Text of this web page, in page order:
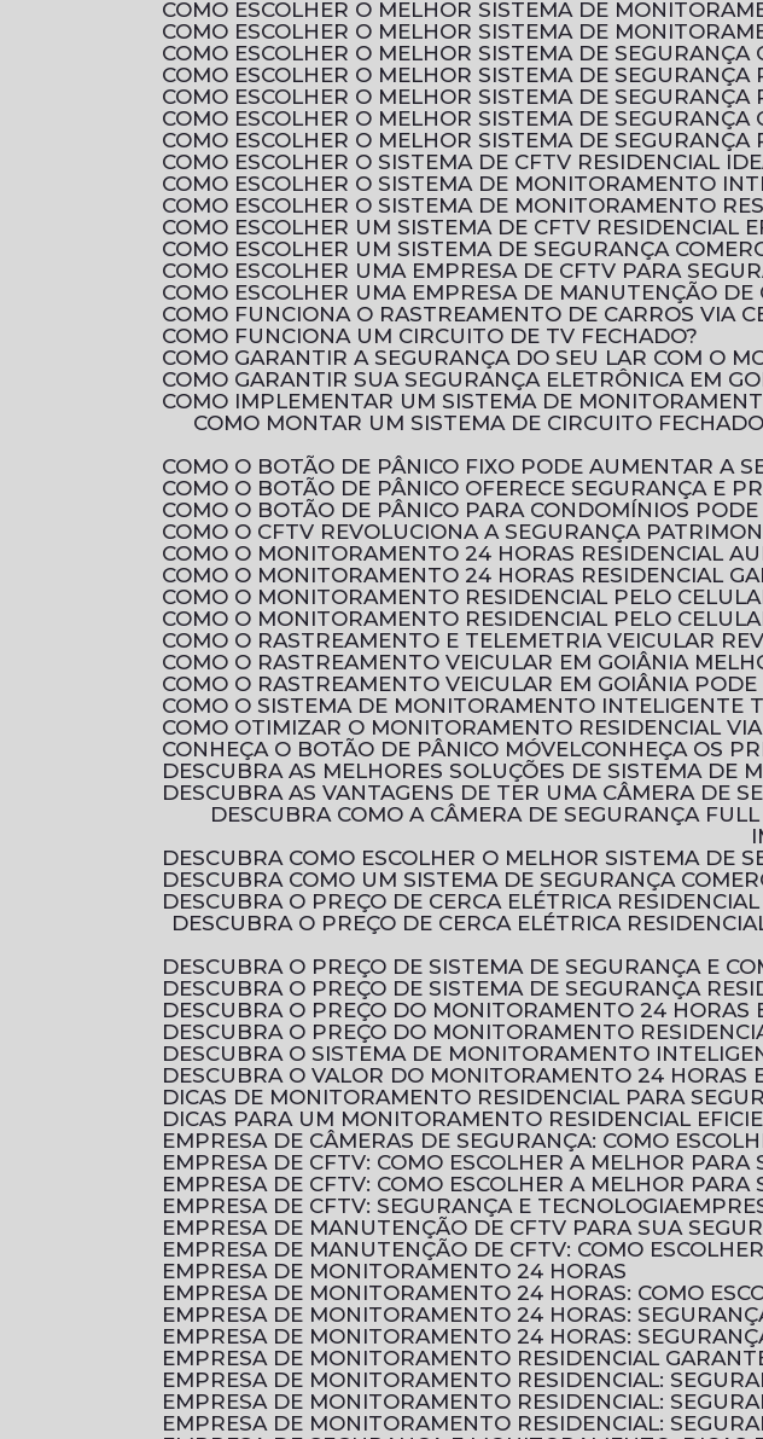
COMO ESCOLHER O MELHOR SISTEMA DE
COMO ESCOLHER O MELHOR SISTEMA DE
COMO ESCOLHER O MELHOR SISTEMA DE
COMO ESCOLHER O MELHOR SISTEMA DE SEGURANÇA
COMO ESCOLHER O MELHOR SISTEMA DE
COMO ESCOLHER O MELHOR SISTEMA DE
COMO ESCOLHER O MELHOR SISTEMA DE
COMO ESCOLHER O SISTEMA DE CFTV RESIDENCIAL
COMO ESCOLHER O SISTEMA DE MONITORAMENTO
COMO ESCOLHER O SISTEMA DE MONITORAMENTO
COMO ESCOLHER UM SISTEMA DE CFTV RESIDENCIAL
COMO ESCOLHER UM SISTEMA DE SEGURANÇA
COMO ESCOLHER UMA EMPRESA DE CFTV PARA
COMO ESCOLHER UMA EMPRESA DE MANUTENÇÃO
COMO FUNCIONA O RASTREAMENTO DE CARROS VIA
COMO FUNCIONA UM CIRCUITO DE TV FECHADO?
COMO GARANTIR A SEGURANÇA DO SEU LAR COM O
COMO GARANTIR SUA SEGURANÇA ELETRÔNICA EM
COMO IMPLEMENTAR UM SISTEMA DE
COMO MONTAR UM SISTEMA DE CIRCUITO FECHADO DE TV RESIDENCIAL PARA AUMENTAR A SEGURANÇA DA SUA
COMO O BOTÃO DE PÂNICO FIXO PODE AUMENTAR A
COMO O BOTÃO DE PÂNICO OFERECE SEGURANÇA E
COMO O BOTÃO DE PÂNICO PARA CONDOMÍNIOS
COMO O CFTV REVOLUCIONA A SEGURANÇA
COMO O MONITORAMENTO 24 HORAS RESIDENCIAL
COMO O MONITORAMENTO 24 HORAS RESIDENCIAL
COMO O MONITORAMENTO RESIDENCIAL PELO
COMO O MONITORAMENTO RESIDENCIAL PELO
COMO O RASTREAMENTO E TELEMETRIA VEICULAR
COMO O RASTREAMENTO VEICULAR EM GOIÂNIA
COMO O RASTREAMENTO VEICULAR EM GOIÂNIA
COMO O SISTEMA DE MONITORAMENTO INTELIGENTE
COMO OTIMIZAR O MONITORAMENTO RESIDENCIAL
CONHEÇA O BOTÃO DE PÂNICO MÓVEL CONHEÇA OS
DESCUBRA AS MELHORES SOLUÇÕES DE SISTEMA DE
DESCUBRA AS VANTAGENS DE TER UMA CÂMERA DE
DESCUBRA COMO A CÂMERA DE SEGURANÇA FULL HD PODE PROTEGER SEU LAR COM QUALIDADE DE IMAGEM
DESCUBRA COMO ESCOLHER O MELHOR SISTEMA DE
DESCUBRA COMO UM SISTEMA DE SEGURANÇA
DESCUBRA O PREÇO DE CERCA ELÉTRICA
DESCUBRA O PREÇO DE CERCA ELÉTRICA RESIDENCIAL E COMO ESCOLHER A MELHOR OPÇÃO PARA PROTEGER O SEU
DESCUBRA O PREÇO DE SISTEMA DE SEGURANÇA E
DESCUBRA O PREÇO DE SISTEMA DE SEGURANÇA
DESCUBRA O PREÇO DO MONITORAMENTO 24
DESCUBRA O PREÇO DO MONITORAMENTO
DESCUBRA O SISTEMA DE MONITORAMENTO
DESCUBRA O VALOR DO MONITORAMENTO 24 HORAS
DICAS DE MONITORAMENTO RESIDENCIAL PARA
DICAS PARA UM MONITORAMENTO RESIDENCIAL
EMPRESA DE CÂMERAS DE SEGURANÇA: COMO
EMPRESA DE CFTV: COMO ESCOLHER A MELHOR
EMPRESA DE CFTV: COMO ESCOLHER A MELHOR
EMPRESA DE CFTV: SEGURANÇA E TECNOLOGIA
EMPRESA DE MANUTENÇÃO DE CFTV PARA SUA
EMPRESA DE MANUTENÇÃO DE CFTV: COMO
EMPRESA DE MONITORAMENTO 24 HORAS
EMPRESA DE MONITORAMENTO 24 HORAS: COMO
EMPRESA DE MONITORAMENTO 24 HORAS:
EMPRESA DE MONITORAMENTO 24 HORAS:
EMPRESA DE MONITORAMENTO RESIDENCIAL
EMPRESA DE MONITORAMENTO RESIDENCIAL:
EMPRESA DE MONITORAMENTO RESIDENCIAL:
EMPRESA DE MONITORAMENTO RESIDENCIAL: